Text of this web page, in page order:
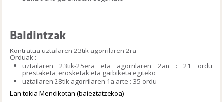
Baldintzak
Kontratua uztailaren 23tik agorrilaren 2ra
Orduak :
uztailaren 23tik-25era eta agorrilaren 2an : 21 ordu
prestaketa, erosketak eta garbiketa egiteko
uztailaren 28tik agorrilaren 1a arte : 35 ordu
Lan tokia Mendikotan (baieztatzekoa)